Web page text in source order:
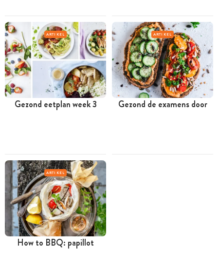
ARTIKEL
Gezond eetplan week 3
ARTIKEL
Gezond de examens door
ARTIKEL
How to BBQ: papillot